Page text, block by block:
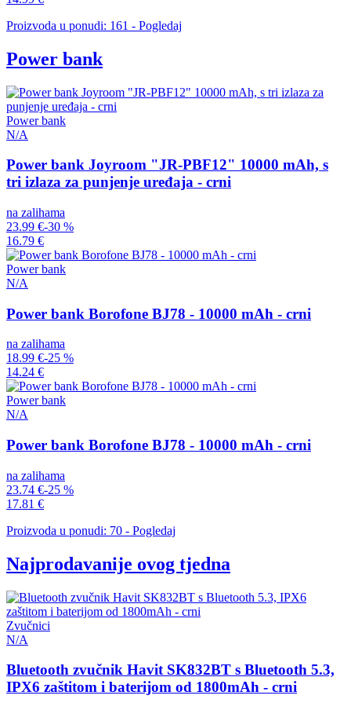
Proizvoda u ponudi: 161 - Pogledaj
Power bank
Power bank
N/A
Power bank Joyroom "JR-PBF12" 10000 mAh, s
tri izlaza za punjenje uređaja - crni
na zalihama
23.99 €-30 %
16.79 €
Power bank
N/A
Power bank Borofone BJ78 - 10000 mAh - crni
na zalihama
18.99 €-25 %
14.24 €
Power bank
N/A
Power bank Borofone BJ78 - 10000 mAh - crni
na zalihama
23.74 €-25 %
17.81 €
Proizvoda u ponudi: 70 - Pogledaj
Najprodavanije ovog tjedna
Zvučnici
N/A
Bluetooth zvučnik Havit SK832BT s Bluetooth 5.3,
IPX6 zaštitom i baterijom od 1800mAh - crni